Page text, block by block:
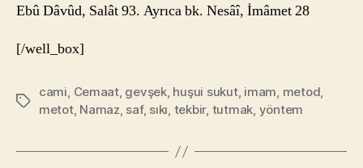
Ebû Dâvûd, Salât 93. Ayrıca bk. Nesâî, İmâmet 28
[/well_box]
Etiketler
cami, Cemaat, gevşek, huşui sukut, imam, metod,
metot, Namaz, saf, sıkı, tekbir, tutmak, yöntem